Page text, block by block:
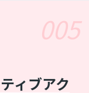
ィブアク
005